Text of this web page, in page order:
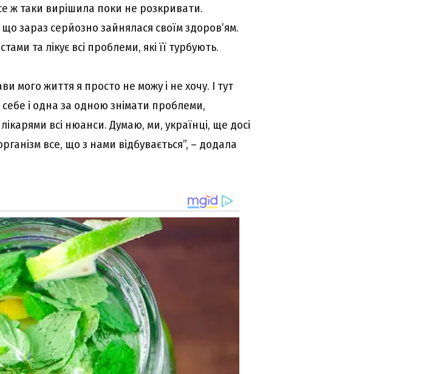
ж таки вирішила поки не розкривати.
зараз серйозно зайнялася своїм здоров’ям.
та лікує всі проблеми, які її турбують.
мого життя я просто не можу і не хочу. І тут
і одна за одною знімати проблеми,
всі нюанси. Думаю, ми, українці, ще досі
все, що з нами відбувається”, – додала